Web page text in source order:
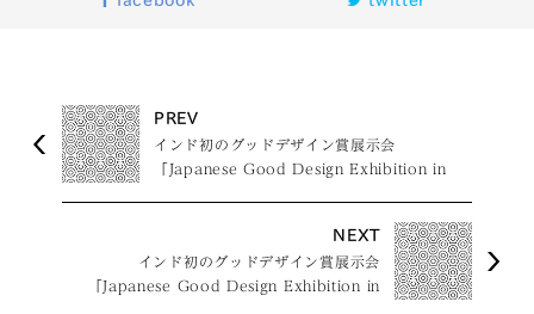
PREV
インド初のグッドデザイン賞展示会
「Japanese Good Design Exhibition in
NEXT
インド初のグッドデザイン賞展示会
「Japanese Good Design Exhibition in